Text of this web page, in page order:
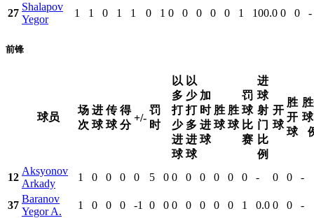
27
Shalapov
Yegor
1 1 0 1 1 0 1 0 0 0 0 0 1 100.0 0 0 -
前锋
球员
场
次
进
球
传
球
得
分
+/-
罚
时
以
多
打
少
进
球
以
少
打
多
进
球
加
时
进
球
胜
球
胜
球
罚
球
比
赛
进
球
射
门
比
例
开
球
胜
开
球
12
Aksyonov
Arkady
1 0 0 0 0 5 0 0 0 0 0 0 0 - 0 0 -
37
Baranov
Yegor A.
1 0 0 0 -1 0 0 0 0 0 0 0 1 0.0 0 0 -